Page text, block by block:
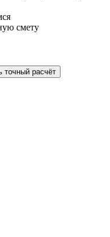
смету
Получить точный расчёт